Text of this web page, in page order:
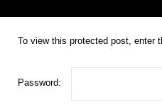
To view this protected post, enter
Password: